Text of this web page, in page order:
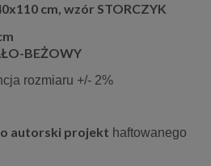
cm, wzór STORCZYK
BEŻOWY
rozmiaru +/- 2%
autorski projekt haftowanego